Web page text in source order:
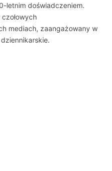
letnim doświadczeniem.
mediach, zaangażowany w